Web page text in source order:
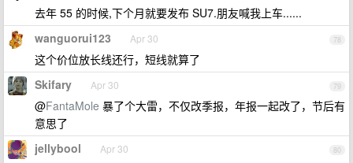
去年 55 的时候,下个月就要发布 SU7.朋友喊我上车......
78
wanguorui123 Apr 30
这个价位放长线还行，短线就算了
79
Skifary Apr 30
@FantaMole 暴了个大雷，不仅改季报，年报一起改了，节后有
意思了
80
jellybool Apr 30